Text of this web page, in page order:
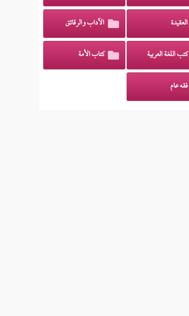
العقيدة الآداب والرقائق
كتب اللغة العربية كتاب الأمة
فقه عام